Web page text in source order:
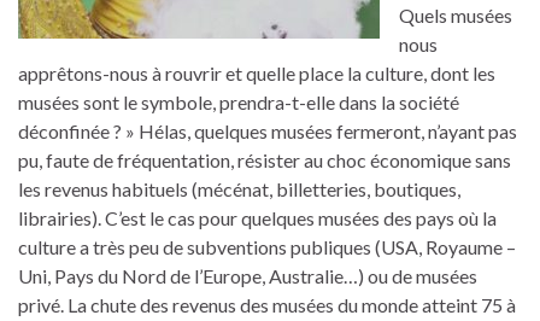
Quels musées
nous
apprêtons-nous à rouvrir et quelle place la culture, dont les
musées sont le symbole, prendra-t-elle dans la société
déconfinée ? » Hélas, quelques musées fermeront, n’ayant pas
pu, faute de fréquentation, résister au choc économique sans
les revenus habituels (mécénat, billetteries, boutiques,
librairies). C’est le cas pour quelques musées des pays où la
culture a très peu de subventions publiques (USA, Royaume –
Uni, Pays du Nord de l’Europe, Australie…) ou de musées
privé. La chute des revenus des musées du monde atteint 75 à